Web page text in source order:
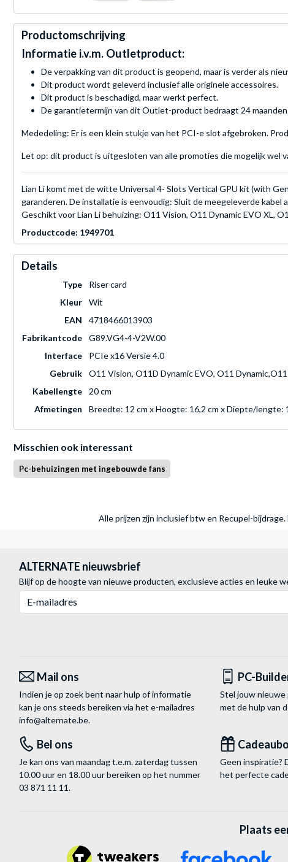
Productomschrijving
Informatie i.v.m. Outletproduct:
De verpakking van dit product is geopend, maar is verder als
Dit product wordt geleverd inclusief alle originele accessoires.
Dit product is beschadigd, maar werkt perfect.
De garantietermijn van dit Outlet-product bedraagt 24
Mededeling: Er is een klein stukje van het PCI-e slot afgebroken.
Let op: dit product is uitgesloten van alle promoties die mogelijk
Lian Li komt met de witte Universal 4- Slots Vertical GPU kit (with
garanderen. De installatie is eenvoudig: Sluit de meegeleverde
Geschikt voor Lian Li behuizing: O11 Vision, O11 Dynamic EVO XL,
Productcode: 1949701
Details
Type
Riser card
Kleur
Wit
EAN
4718466013903
Fabrikantcode
G89.VG4-4-V2W.00
Interface
PCIe x16 Versie 4.0
Gebruik
O11 Vision, O11D Dynamic EVO, O11
Kabellengte
20 cm
Afmetingen
Breedte: 12 cm x Hoogte: 16,2 cm x Diepte/lengte:
Misschien ook interessant
Pc-behuizingen met ingebouwde fans
Alle prijzen zijn inclusief btw en Recupel-
ALTERNATE nieuwsbrief
Blijf op de hoogte van nieuwe producten, exclusieve acties en leuke
E-mailadres
Mail ons
Indien je op zoek bent naar hulp of informatie
kan je ons steeds bereiken via het e-mailadres
info@alternate.be.
PC-
Stel jouw nieuwe
met de hulp van
Bel ons
Je kan ons van maandag t.e.m. zaterdag tussen
10.00 uur en 18.00 uur bereiken op het nummer
03 871 11 11.
Geen inspiratie?
het perfecte
Plaats